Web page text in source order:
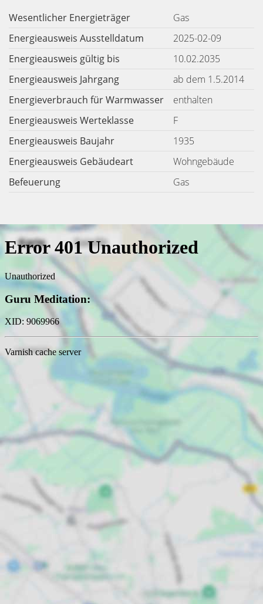
Wesentlicher Energieträger
Gas
Energieausweis Ausstelldatum
2025-02-09
Energieausweis gültig bis
10.02.2035
Energieausweis Jahrgang
ab dem 1.5.2014
Energieverbrauch für Warmwasser
enthalten
Energieausweis Werteklasse
F
Energieausweis Baujahr
1935
Energieausweis Gebäudeart
Wohngebäude
Befeuerung
Gas